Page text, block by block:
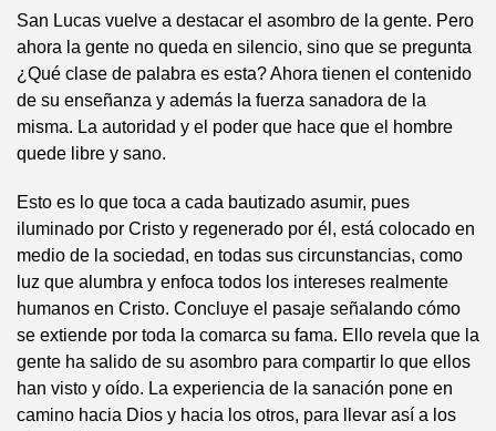
San Lucas vuelve a destacar el asombro de la gente. Pero
ahora la gente no queda en silencio, sino que se pregunta
¿Qué clase de palabra es esta? Ahora tienen el contenido
de su enseñanza y además la fuerza sanadora de la
misma. La autoridad y el poder que hace que el hombre
quede libre y sano.
Esto es lo que toca a cada bautizado asumir, pues
iluminado por Cristo y regenerado por él, está colocado en
medio de la sociedad, en todas sus circunstancias, como
luz que alumbra y enfoca todos los intereses realmente
humanos en Cristo. Concluye el pasaje señalando cómo
se extiende por toda la comarca su fama. Ello revela que la
gente ha salido de su asombro para compartir lo que ellos
han visto y oído. La experiencia de la sanación pone en
camino hacia Dios y hacia los otros, para llevar así a los